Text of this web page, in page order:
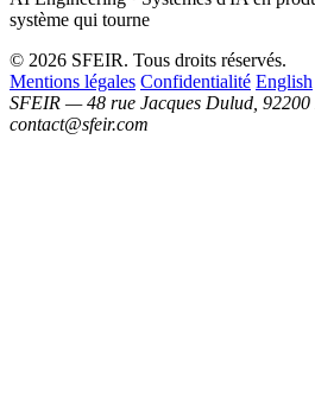
système qui tourne
© 2026 SFEIR. Tous droits réservés.
Mentions légales Confidentialité English
SFEIR — 48 rue Jacques Dulud, 92200
contact@sfeir.com